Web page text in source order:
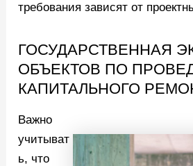
требования зависят от
ГОСУДАРСТВЕННАЯ
ОБЪЕКТОВ ПО
КАПИТАЛЬНОГО
Важно
учитыват
ь, что